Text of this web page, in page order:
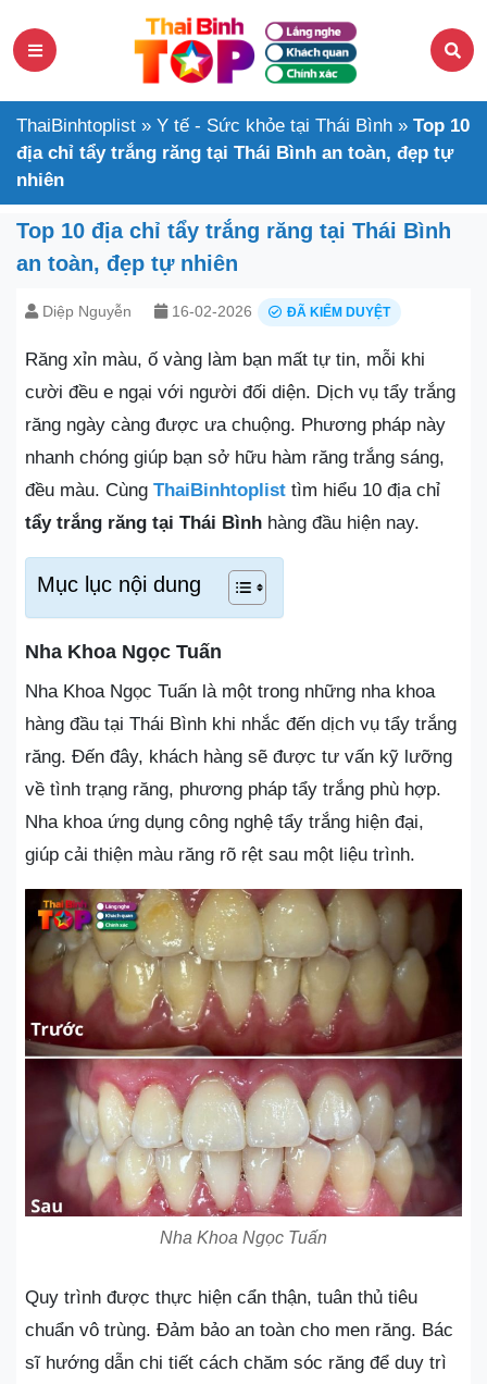
ThaiBinhtoplist » Y tế - Sức khỏe tại Thái Bình » Top 10
địa chỉ tẩy trắng răng tại Thái Bình an toàn, đẹp tự
nhiên
Top 10 địa chỉ tẩy trắng răng tại Thái Bình
an toàn, đẹp tự nhiên
Diệp Nguyễn 16-02-2026 ĐÃ KIỂM DUYỆT
Răng xỉn màu, ố vàng làm bạn mất tự tin, mỗi khi
cười đều e ngại với người đối diện. Dịch vụ tẩy trắng
răng ngày càng được ưa chuộng. Phương pháp này
nhanh chóng giúp bạn sở hữu hàm răng trắng sáng,
đều màu. Cùng ThaiBinhtoplist tìm hiểu 10 địa chỉ
tẩy trắng răng tại Thái Bình hàng đầu hiện nay.
Mục lục nội dung
Nha Khoa Ngọc Tuấn
Nha Khoa Ngọc Tuấn là một trong những nha khoa
hàng đầu tại Thái Bình khi nhắc đến dịch vụ tẩy trắng
răng. Đến đây, khách hàng sẽ được tư vấn kỹ lưỡng
về tình trạng răng, phương pháp tẩy trắng phù hợp.
Nha khoa ứng dụng công nghệ tẩy trắng hiện đại,
giúp cải thiện màu răng rõ rệt sau một liệu trình.
Nha Khoa Ngọc Tuấn
Quy trình được thực hiện cẩn thận, tuân thủ tiêu
chuẩn vô trùng. Đảm bảo an toàn cho men răng. Bác
sĩ hướng dẫn chi tiết cách chăm sóc răng để duy trì